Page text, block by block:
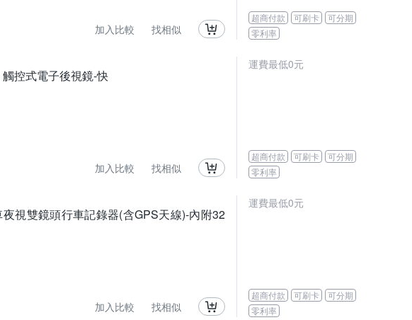
加入比較 找相似
超商付款 可刷卡
可分期
零利率
控式電子後視鏡-快
加入比較 找相似
運費最低0元
超商付款 可刷卡
可分期
零利率
視雙鏡頭行車記錄器(含GPS天線)-內附32
加入比較 找相似
運費最低0元
超商付款 可刷卡
可分期
零利率